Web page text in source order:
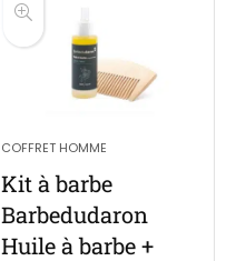
COFFRET HOMME
Kit à barbe
Barbedudaron
Huile à barbe +